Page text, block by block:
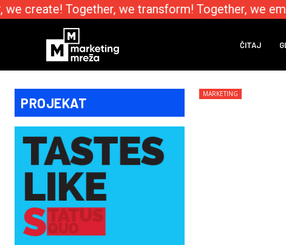
create! Together, we transform! Together, we
ČITAJ
PROJEKAT
MARKETING